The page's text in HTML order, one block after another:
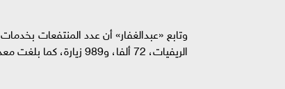
الريفيات، 72 ألفا، و989 زيارة، كما بلغت معدلات تطعيم الأطفال بالتطعيمات الروتينية، 113 ألفا و988 طفلا .